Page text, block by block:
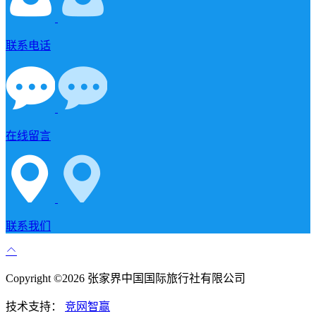
联系电话
在线留言
联系我们
Copyright ©2026 张家界中国国际旅行社有限公司
技术支持： 竞网智赢